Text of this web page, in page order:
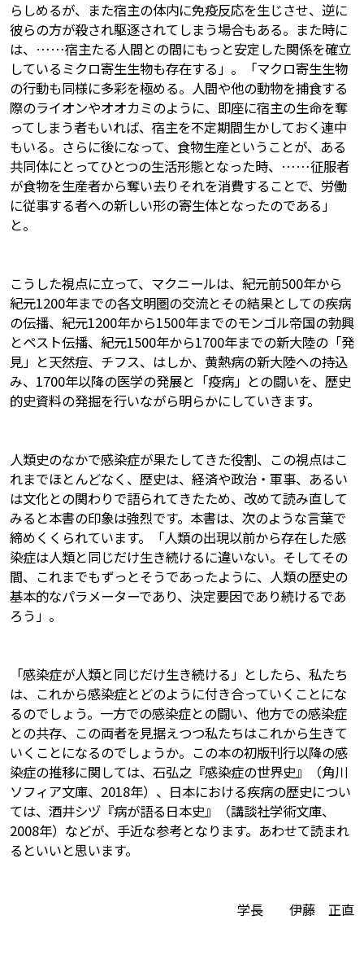
らしめるが、また宿主の体内に免疫反応を生じさせ、逆に
彼らの方が殺され駆逐されてしまう場合もある。また時に
は、……宿主たる人間との間にもっと安定した関係を確立
しているミクロ寄生生物も存在する」。「マクロ寄生生物
の行動も同様に多彩を極める。人間や他の動物を捕食する
際のライオンやオオカミのように、即座に宿主の生命を奪
ってしまう者もいれば、宿主を不定期間生かしておく連中
もいる。さらに後になって、食物生産ということが、ある
共同体にとってひとつの生活形態となった時、……征服者
が食物を生産者から奪い去りそれを消費することで、労働
に従事する者への新しい形の寄生体となったのである」
と。
こうした視点に立って、マクニールは、紀元前500年から
紀元1200年までの各文明圏の交流とその結果としての疾病
の伝播、紀元1200年から1500年までのモンゴル帝国の勃興
とペスト伝播、紀元1500年から1700年までの新大陸の「発
見」と天然痘、チフス、はしか、黄熱病の新大陸への持込
み、1700年以降の医学の発展と「疫病」との闘いを、歴史
的史資料の発掘を行いながら明らかにしていきます。
人類史のなかで感染症が果たしてきた役割、この視点はこ
れまでほとんどなく、歴史は、経済や政治・軍事、あるい
は文化との関わりで語られてきたため、改めて読み直して
みると本書の印象は強烈です。本書は、次のような言葉で
締めくくられています。「人類の出現以前から存在した感
染症は人類と同じだけ生き続けるに違いない。そしてその
間、これまでもずっとそうであったように、人類の歴史の
基本的なパラメーターであり、決定要因であり続けるであ
ろう」。
「感染症が人類と同じだけ生き続ける」としたら、私たち
は、これから感染症とどのように付き合っていくことにな
るのでしょう。一方での感染症との闘い、他方での感染症
との共存、この両者を見据えつつ私たちはこれから生きて
いくことになるのでしょうか。この本の初版刊行以降の感
染症の推移に関しては、石弘之『感染症の世界史』（角川
ソフィア文庫、2018年）、日本における疾病の歴史につい
ては、酒井シヅ『病が語る日本史』（講談社学術文庫、
2008年）などが、手近な参考となります。あわせて読まれ
るといいと思います。
学長 伊藤 正直